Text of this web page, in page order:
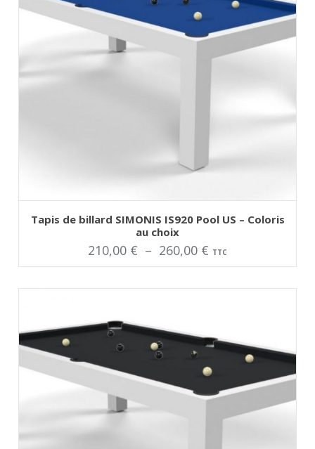
Tapis de billard SIMONIS IS920 Pool US – Coloris
au choix
210,00 € – 260,00 € Plage
de
prix :
à
260,00 €
TTC